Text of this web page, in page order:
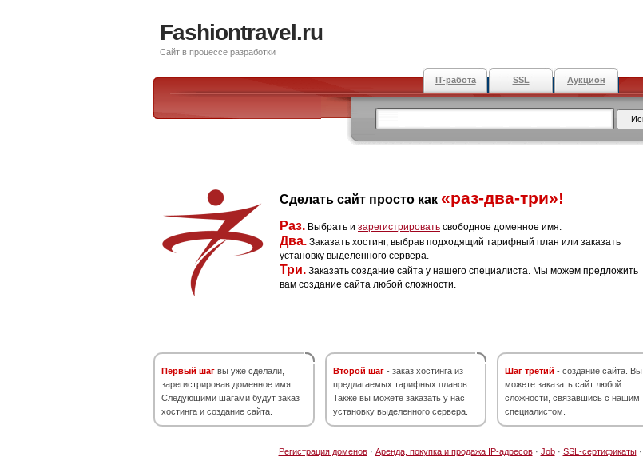
Fashiontravel.ru
Сайт в процессе разработки
IT-работа SSL Аукцион
Сделать сайт просто как «раз-два-три»!
Раз. Выбрать и зарегистрировать свободное доменное имя.
Два. Заказать хостинг, выбрав подходящий тарифный план или заказать
установку выделенного сервера.
Три. Заказать создание сайта у нашего специалиста. Мы можем предложить
вам создание сайта любой сложности.
Первый шаг вы уже сделали,
зарегистрировав доменное имя.
Следующими шагами будут заказ
хостинга и создание сайта.
Второй шаг - заказ хостинга из
предлагаемых тарифных планов.
Также вы можете заказать у нас
установку выделенного сервера.
Шаг третий - создание сайта. Вы
можете заказать сайт любой
сложности, связавшись с нашим
специалистом.
Регистрация доменов· Аренда, покупка и продажа IP-адресов· Job· SSL-сертификаты·